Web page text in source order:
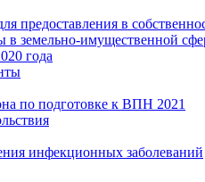
предоставления в
в земельно-имущественной
года
по подготовке к ВПН 2021
инфекционных заболеваний